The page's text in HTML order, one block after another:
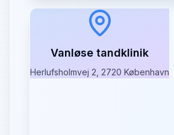
Vanløse tandklinik
Herlufsholmvej 2, 2720 København